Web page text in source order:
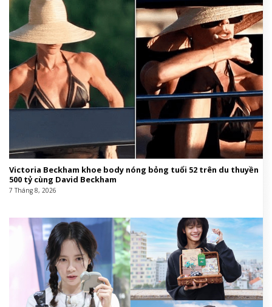
Victoria Beckham khoe body nóng bỏng tuổi 52 trên du thuyền
500 tỷ cùng David Beckham
7 Tháng 8, 2026